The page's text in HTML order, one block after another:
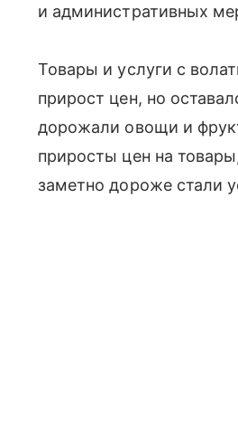
и административных
Товары и услуги с
прирост цен, но
дорожали овощи и
приросты цен на
заметно дороже стали